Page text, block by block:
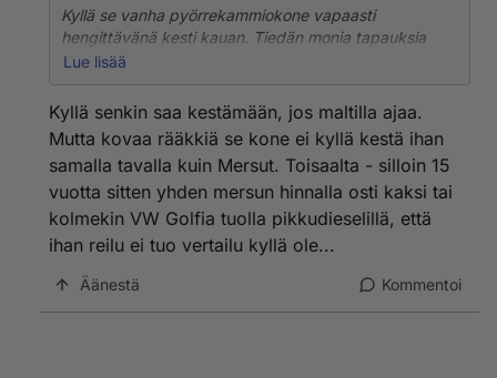
Kyllä se vanha pyörrekammiokone vapaasti
hengittävänä kesti kauan. Tiedän monia tapauksia
joissa on päästy pitkälle yli puolen millin mitään
on ihan hyvä suoritus noin pienelle koneelle. Aika
näyttänee miten on uusien kanssa.
Lue lisää
Kyllä senkin saa kestämään, jos maltilla ajaa.
Mutta kovaa rääkkiä se kone ei kyllä kestä ihan
samalla tavalla kuin Mersut. Toisaalta - silloin 15
vuotta sitten yhden mersun hinnalla osti kaksi tai
kolmekin VW Golfia tuolla pikkudieselillä, että
ihan reilu ei tuo vertailu kyllä ole...
Äänestä Kommentoi